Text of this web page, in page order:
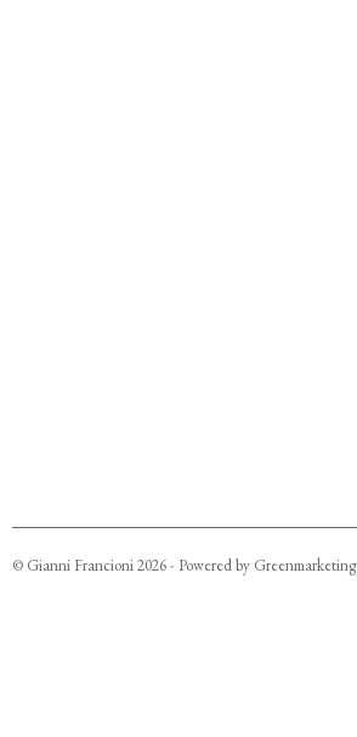
© Gianni Francioni2026- Powered by Greenmarketing